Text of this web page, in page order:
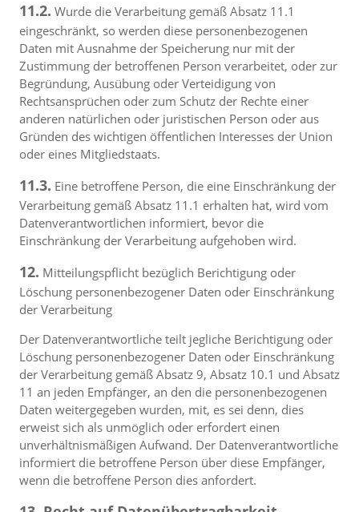
11.2. Wurde die Verarbeitung gemäß Absatz 11.1
eingeschränkt, so werden diese personenbezogenen
Daten mit Ausnahme der Speicherung nur mit der
Zustimmung der betroffenen Person verarbeitet, oder zur
Begründung, Ausübung oder Verteidigung von
Rechtsansprüchen oder zum Schutz der Rechte einer
anderen natürlichen oder juristischen Person oder aus
Gründen des wichtigen öffentlichen Interesses der Union
oder eines Mitgliedstaats.
11.3. Eine betroffene Person, die eine Einschränkung der
Verarbeitung gemäß Absatz 11.1 erhalten hat, wird vom
Datenverantwortlichen informiert, bevor die
Einschränkung der Verarbeitung aufgehoben wird.
12. Mitteilungspflicht bezüglich Berichtigung oder
Löschung personenbezogener Daten oder Einschränkung
der Verarbeitung
Der Datenverantwortliche teilt jegliche Berichtigung oder
Löschung personenbezogener Daten oder Einschränkung
der Verarbeitung gemäß Absatz 9, Absatz 10.1 und Absatz
11 an jeden Empfänger, an den die personenbezogenen
Daten weitergegeben wurden, mit, es sei denn, dies
erweist sich als unmöglich oder erfordert einen
unverhältnismäßigen Aufwand. Der Datenverantwortliche
informiert die betroffene Person über diese Empfänger,
wenn die betroffene Person dies anfordert.